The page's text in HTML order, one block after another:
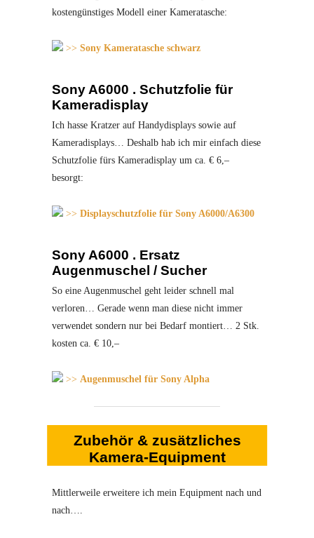
kostengünstiges Modell einer Kameratasche:
>> Sony Kameratasche schwarz
Sony A6000 . Schutzfolie für
Kameradisplay
Ich hasse Kratzer auf Handydisplays sowie auf
Kameradisplays… Deshalb hab ich mir einfach diese
Schutzfolie fürs Kameradisplay um ca. € 6,–
besorgt:
>> Displayschutzfolie für Sony A6000/A6300
Sony A6000 . Ersatz
Augenmuschel / Sucher
So eine Augenmuschel geht leider schnell mal
verloren… Gerade wenn man diese nicht immer
verwendet sondern nur bei Bedarf montiert… 2 Stk.
kosten ca. € 10,–
>> Augenmuschel für Sony Alpha
Zubehör & zusätzliches
Kamera-Equipment
Mittlerweile erweitere ich mein Equipment nach und
nach….